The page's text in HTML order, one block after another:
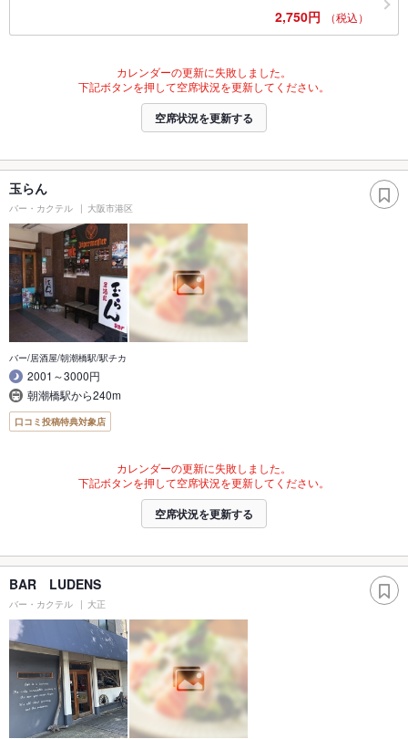
2,750円 （税込）
カレンダーの更新に失敗しました。
下記ボタンを押して空席状況を更新してください。
空席状況を更新する
玉らん
バー・カクテル 大阪市港区
バー/居酒屋/朝潮橋駅/駅チカ
2001～3000円
朝潮橋駅から240m
口コミ投稿特典対象店
カレンダーの更新に失敗しました。
下記ボタンを押して空席状況を更新してください。
空席状況を更新する
BAR LUDENS
バー・カクテル 大正